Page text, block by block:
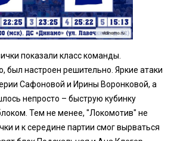
показали класс команды.
был настроен решительно. Яркие атаки
Сафоновой и Ирины Воронковой, а
непросто – быструю кубинку
Тем не менее, "Локомотив" не
и к середине партии смог вырваться